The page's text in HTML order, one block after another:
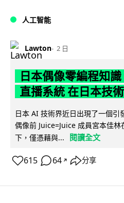
人工智能
Lawton 2 日
日本偶像零編程知
直播系統 在日本技
日本 AI 技術界近日出現了一個引
偶像前 Juice=Juice 成員宮本佳
下，僅憑藉與...
閱讀全文
615 64 ↗ 分享